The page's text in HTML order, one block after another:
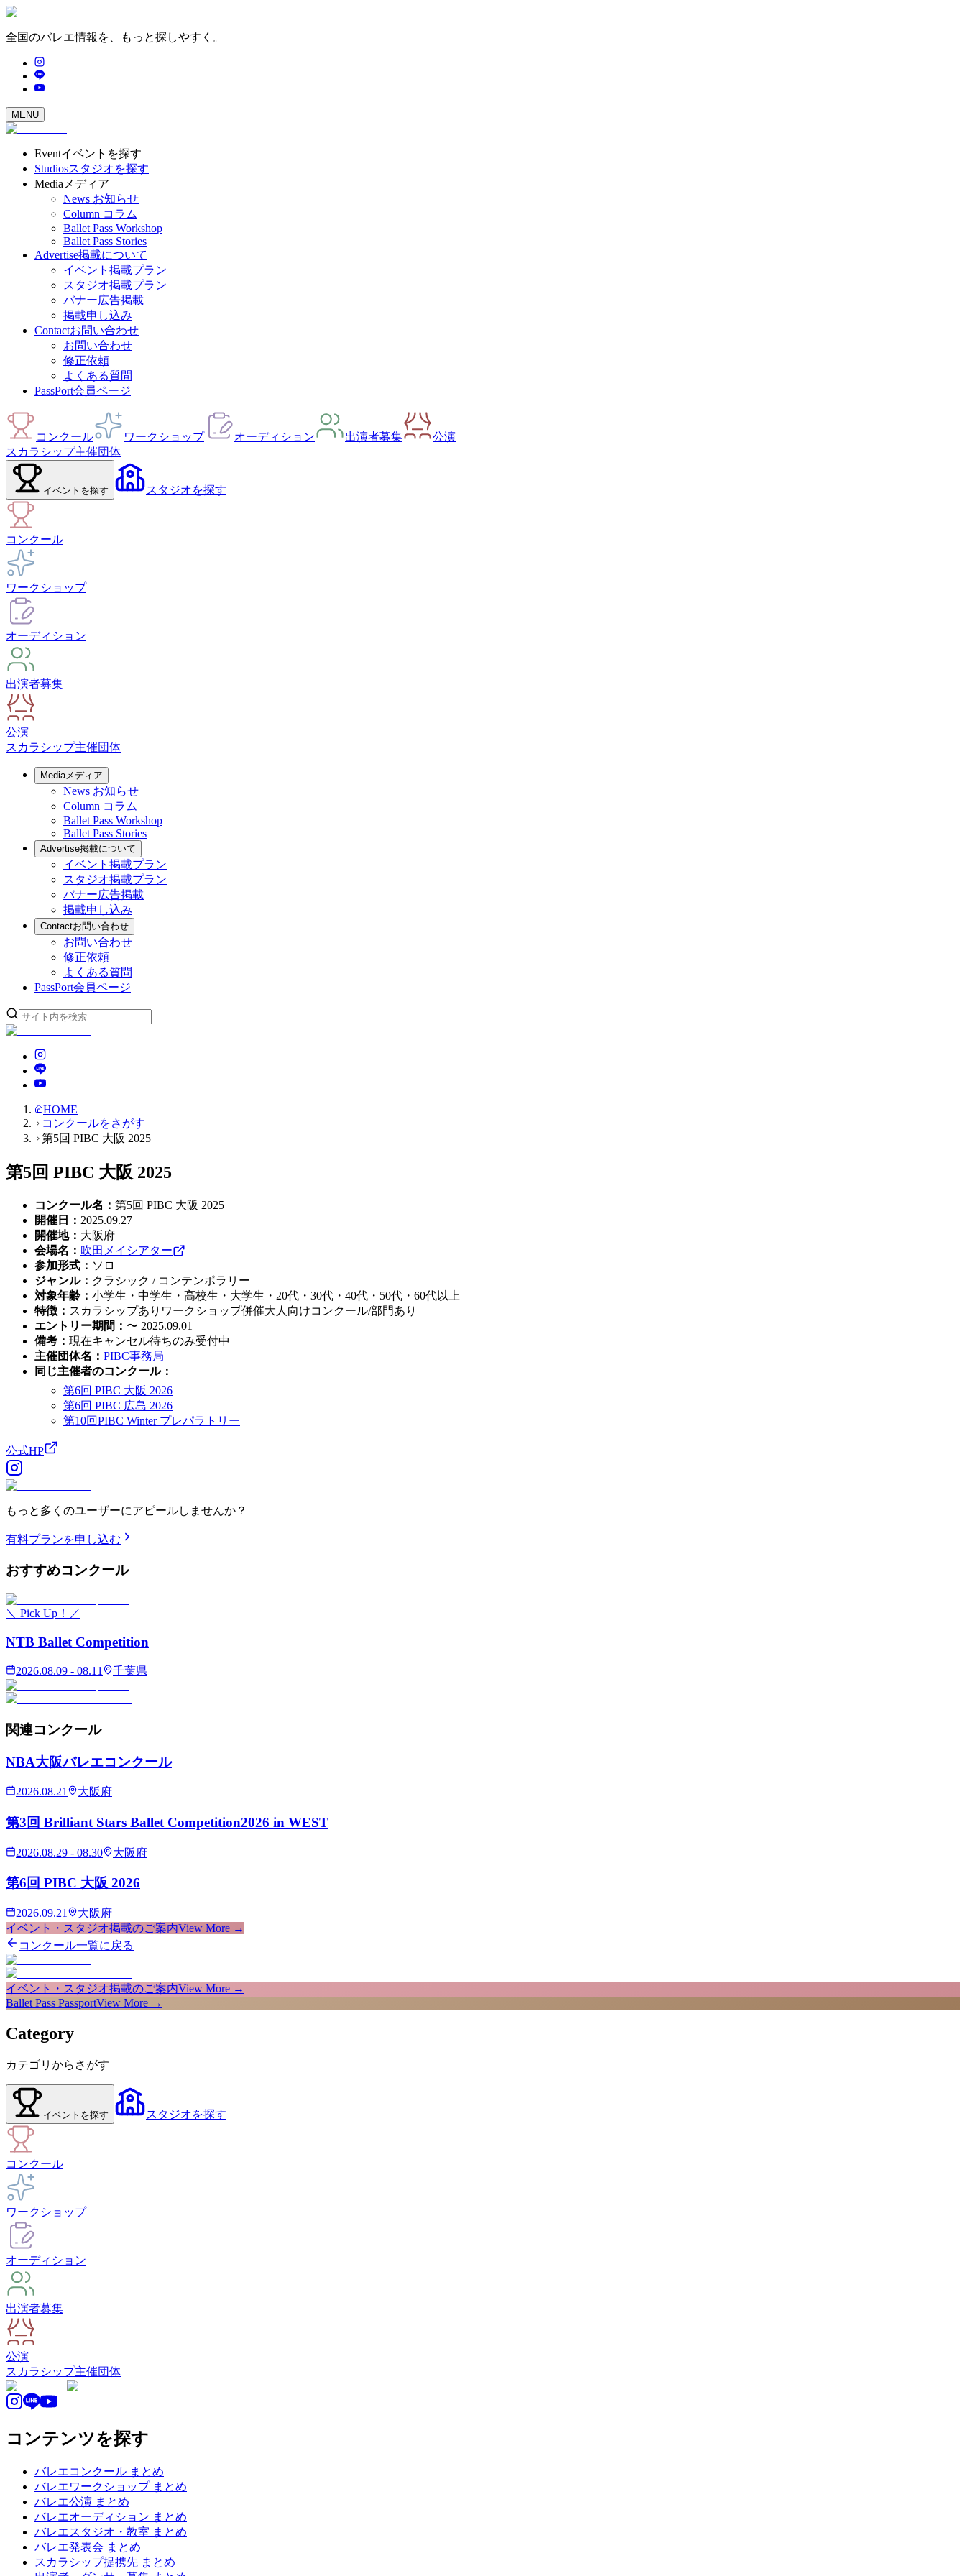
全国のバレエ情報を、もっと探しやすく。
MENU
Eventイベントを探す
Studiosスタジオを探す
Media メディア
News お知らせ
Column コラム
Ballet Pass Workshop
Ballet Pass Stories
Advertise掲載について
イベント掲載プラン
スタジオ掲載プラン
バナー広告掲載
掲載申し込み
Contactお問い合わせ
お問い合わせ
修正依頼
よくある質問
PassPort会員ページ
コンクール ワークショップ オーディション 出演者募集
公演
スカラシップ主催団体
イベント を探す スタジオを探す
コンクール
ワークショップ
オーディション
出演者募集
公演
スカラシップ主催団体
Mediaメディア
News お知らせ
Column コラム
Ballet Pass Workshop
Ballet Pass Stories
Advertise掲載について
イベント掲載プラン
スタジオ掲載プラン
バナー広告掲載
掲載申し込み
Contactお問い合わせ
お問い合わせ
修正依頼
よくある質問
PassPort会員ページ
HOME
コンクールをさがす
第5回 PIBC 大阪 2025
第5回 PIBC 大阪 2025
コンクール名 ： 第5回 PIBC 大阪 2025
開催日
： 2025.09.27
開催地： 大阪府
会場名 ： 吹田メイシアター
参加形式 ： ソロ
ジャンル： クラシック / コンテンポラリー
対象年齢 ： 小学生・中学生・高校生・大学生・20代・30代・40代・50代・60代以上
特徴 ： スカラシップあり ワークショップ併催大人向けコンクール/部門あり
エントリー期間 ： 〜 2025.09.01
備考 ： 現在キャンセル待ちのみ受付中
主催団体名 ： PIBC事務局
同じ主催者のコンクール：
第6回 PIBC 大阪 2026
第6回 PIBC 広島 2026
第10回PIBC Winter プレパラトリー
公式HP
もっと多くのユーザーにアピールしませんか？
有料プランを申し込む
おすすめコンクール
＼ Pick Up！／
NTB Ballet Competition
2026.08.09 - 08.11 千葉県
関連コンクール
NBA大阪バレエコンクール
2026.08.21 大阪府
第3回 Brilliant Stars Ballet Competition2026 in WEST
2026.08.29 - 08.30 大阪府
第6回 PIBC 大阪 2026
2026.09.21
大阪府
イベント・スタジオ掲載のご案内View More →
コンクール一覧に戻る
イベント・スタジオ掲載のご案内View More →
Ballet Pass PassportView More →
Category
カテゴリからさがす
イベント を探す スタジオを探す
コンクール
ワークショップ
オーディション
出演者募集
公演
スカラシップ主催団体
コンテンツを探す
バレエコンクール まとめ
バレエワークショップ まとめ
バレエ公演 まとめ
バレエオーディション まとめ
バレエスタジオ・教室 まとめ
バレエ発表会 まとめ
スカラシップ提携先 まとめ